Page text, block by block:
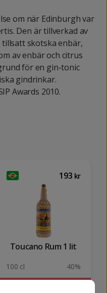
om när Edinburgh var
Den är tillverkad av
skotska enbär,
av enbär och citrus
för en gin-tonic
gindrinkar.
Awards 2010.
193 kr
Toucano Rum 1 lit
100 cl 40%